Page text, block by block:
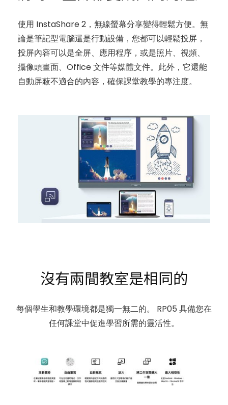
使用 InstaShare 2，無線螢幕分享變得輕鬆方便。無
論是筆記型電腦還是行動設備，您都可以輕鬆投屏，
投屏內容可以是全屏、應用程序，或是照片、視頻、
攝像頭畫面、Office 文件等媒體文件。此外，它還能
自動屏蔽不適合的內容，確保課堂教學的專注度。
沒有兩間教室是相同的
每個學生和教學環境都是獨一無二的。 RP05 具備您在
任何課堂中促進學習所需的靈活性。